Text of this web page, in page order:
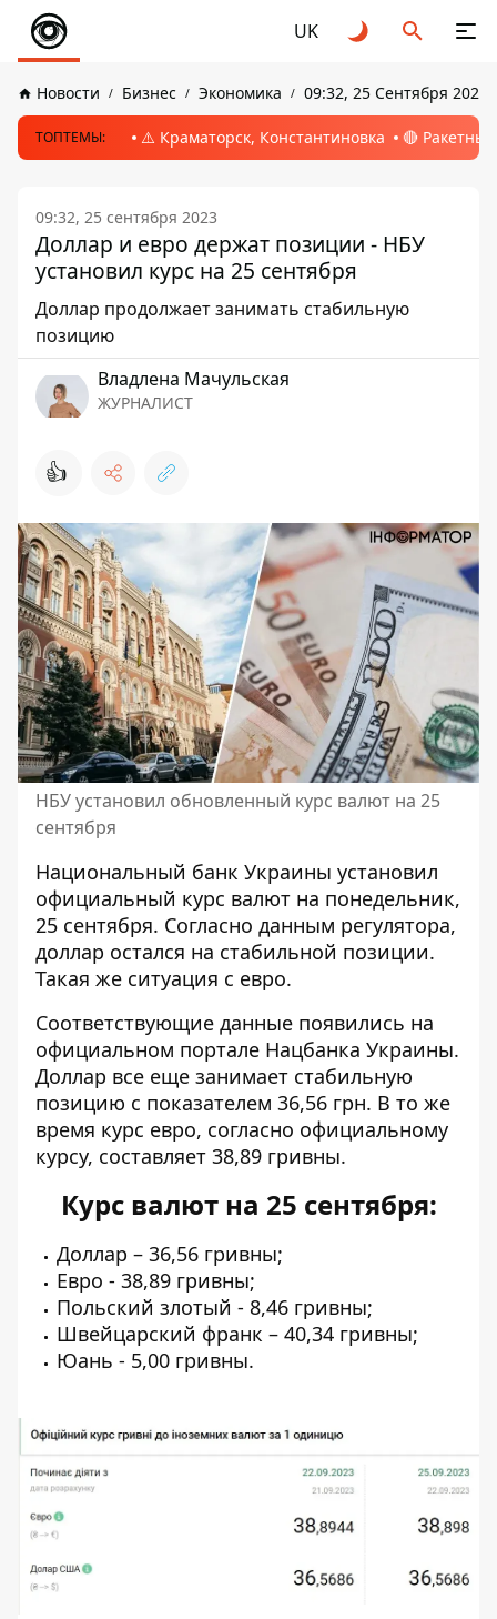
UK
Новости Бизнес Экономика 09:32, 25 Сентября 2023
ТОПТЕМЫ: ⚠️ Краматорск, Константиновка 🔴
09:32, 25 сентября 2023
Доллар и евро держат позиции - НБУ
установил курс на 25 сентября
Доллар продолжает занимать стабильную
позицию
Владлена Мачульская
ЖУРНАЛИСТ
👍
НБУ установил обновленный курс валют на 25
сентября
Национальный банк Украины установил
официальный курс валют на понедельник,
25 сентября. Согласно данным регулятора,
доллар остался на стабильной позиции.
Такая же ситуация с евро.
Соответствующие данные появились на
официальном портале Нацбанка Украины.
Доллар все еще занимает стабильную
позицию с показателем 36,56 грн. В то же
время курс евро, согласно официальному
курсу, составляет 38,89 гривны.
Курс валют на 25 сентября:
Доллар – 36,56 гривны;
Евро - 38,89 гривны;
Польский злотый - 8,46 гривны;
Швейцарский франк – 40,34 гривны;
Юань - 5,00 гривны.